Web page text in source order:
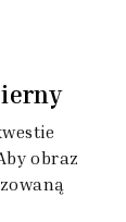
obraz